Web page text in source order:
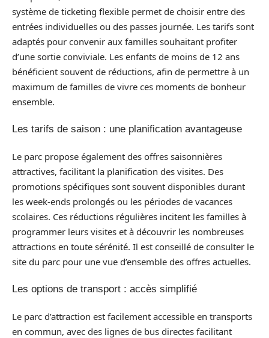
système de ticketing flexible permet de choisir entre des
entrées individuelles ou des passes journée. Les tarifs sont
adaptés pour convenir aux familles souhaitant profiter
d’une sortie conviviale. Les enfants de moins de 12 ans
bénéficient souvent de réductions, afin de permettre à un
maximum de familles de vivre ces moments de bonheur
ensemble.
Les tarifs de saison : une planification avantageuse
Le parc propose également des offres saisonnières
attractives, facilitant la planification des visites. Des
promotions spécifiques sont souvent disponibles durant
les week-ends prolongés ou les périodes de vacances
scolaires. Ces réductions régulières incitent les familles à
programmer leurs visites et à découvrir les nombreuses
attractions en toute sérénité. Il est conseillé de consulter le
site du parc pour une vue d’ensemble des offres actuelles.
Les options de transport : accès simplifié
Le parc d’attraction est facilement accessible en transports
en commun, avec des lignes de bus directes facilitant